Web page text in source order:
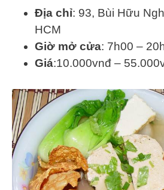
Địa chỉ: 93, Bùi Hữu
HCM
Giờ mở cửa: 7h00 –
Giá:10.000vnđ –